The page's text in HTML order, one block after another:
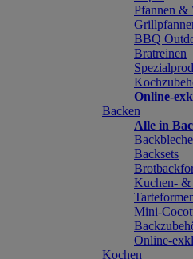
Pfannen &
BBQ
Bratreinen
Online-
Backen
Alle in
Backsets
Kuchen-
Mini-
Online-
Kochen